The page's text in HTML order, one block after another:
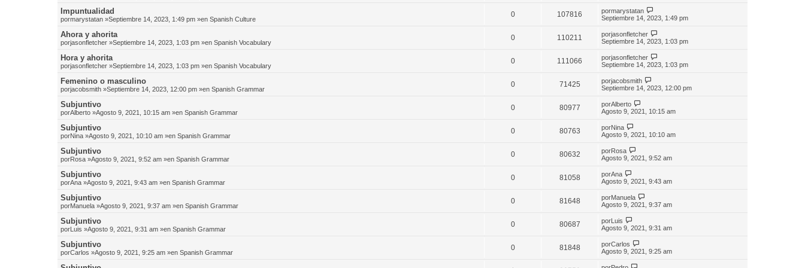
Impuntualidad
pormarystatan »Septiembre 14, 2023, 1:49 pm »en Spanish Culture
0 107816 pormarystatan
Septiembre 14, 2023, 1:49 pm
Ahora y ahorita
porjasonfletcher »Septiembre 14, 2023, 1:03 pm »en Spanish Vocabulary
0 110211 porjasonfletcher
Septiembre 14, 2023, 1:03 pm
Hora y ahorita
porjasonfletcher »Septiembre 14, 2023, 1:03 pm »en Spanish Vocabulary
0 111066 porjasonfletcher
Septiembre 14, 2023, 1:03 pm
Femenino o masculino
porjacobsmith »Septiembre 14, 2023, 12:00 pm »en Spanish Grammar
0 71425 porjacobsmith
Septiembre 14, 2023, 12:00 pm
Subjuntivo
porAlberto »Agosto 9, 2021, 10:15 am »en Spanish Grammar
0 80977 porAlberto
Agosto 9, 2021, 10:15 am
Subjuntivo
porNina »Agosto 9, 2021, 10:10 am »en Spanish Grammar
0 80763 porNina
Agosto 9, 2021, 10:10 am
Subjuntivo
porRosa »Agosto 9, 2021, 9:52 am »en Spanish Grammar
0 80632 porRosa
Agosto 9, 2021, 9:52 am
Subjuntivo
porAna »Agosto 9, 2021, 9:43 am »en Spanish Grammar
0 81058 porAna
Agosto 9, 2021, 9:43 am
Subjuntivo
porManuela »Agosto 9, 2021, 9:37 am »en Spanish Grammar
0 81648 porManuela
Agosto 9, 2021, 9:37 am
Subjuntivo
porLuis »Agosto 9, 2021, 9:31 am »en Spanish Grammar
0 80687 porLuis
Agosto 9, 2021, 9:31 am
Subjuntivo
porCarlos »Agosto 9, 2021, 9:25 am »en Spanish Grammar
0 81848 porCarlos
Agosto 9, 2021, 9:25 am